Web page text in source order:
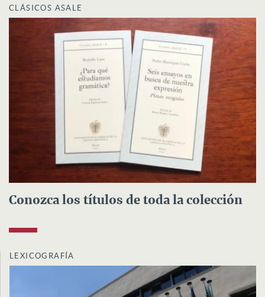
CLÁSICOS ASALE
Conozca los títulos de toda la colección
LEXICOGRAFÍA